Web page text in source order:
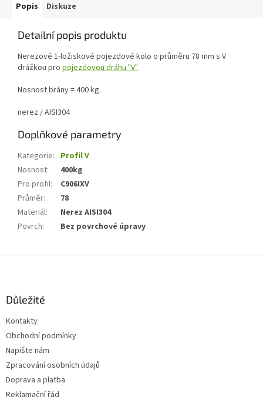
Popis Diskuze
Detailní popis produktu
Nerezové 1-ložiskové pojezdové kolo o průměru 78 mm s V
drážkou pro pojezdovou dráhu "V"
Nosnost brány = 400 kg.
nerez / AISI304
Doplňkové parametry
Kategorie: Profil V
Nosnost:
400kg
Pro profil:
C906IXV
Průměr:
78
Materiál:
Nerez AISI304
Povrch: Bez povrchové úpravy
Důležité
Kontakty
Obchodní podmínky
Napište nám
Zpracování osobních údajů
Doprava a platba
Reklamační řád